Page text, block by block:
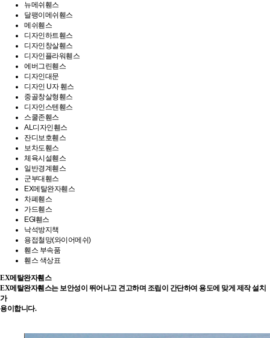
뉴메쉬휀스
달팽이메쉬휀스
메쉬휀스
디자인하트휀스
디자인창살휀스
디자인플라워휀스
에버그린휀스
디자인대문
디자인 U자 휀스
중골창살형휀스
디자인스텐휀스
스쿨존휀스
AL디자인휀스
잔디보호휀스
보차도휀스
체육시설휀스
일반경계휀스
군부대휀스
EX메탈완자휀스
차폐휀스
가드휀스
EGI휀스
낙석방지책
용접철망(와이어메쉬)
휀스 부속품
휀스 색상표
EX메탈완자휀스
EX메탈완자휀스는 보안성이 뛰어나고 견고하며 조립이 간단하여 용도에 맞게 제작 설치
가
용이합니다.